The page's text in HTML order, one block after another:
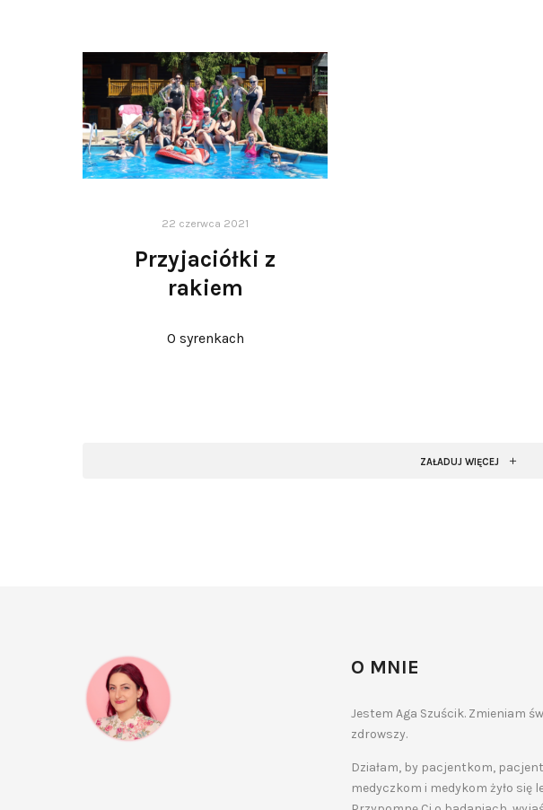
22 czerwca 2021
Przyjaciółki z
rakiem
O syrenkach
ZAŁADUJ WIĘCEJ
O MNIE
Jestem Aga Szuścik. Zmieniam
zdrowszy.
Działam, by pacjentkom,
medyczkom i medykom żyło się